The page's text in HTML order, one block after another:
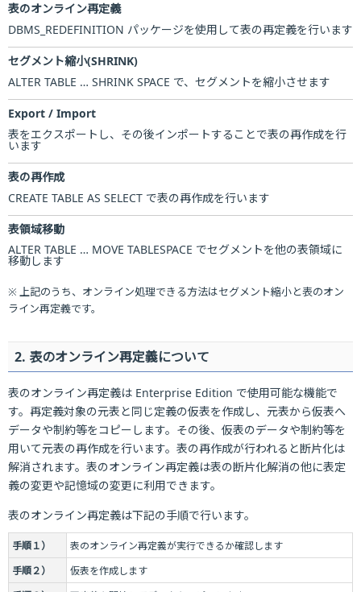
表のオンライン再定義
DBMS_REDEFINITION パッケージを使用して表の再定義を行います
セグメント縮小(SHRINK)
ALTER TABLE … SHRINK SPACE で、セグメントを縮小させます
Export / Import
表をエクスポートし、その後インポートすることで表の再作成を行
います
表の再作成
CREATE TABLE AS SELECT で表の再作成を行います
表領域移動
ALTER TABLE … MOVE TABLESPACE でセグメントを他の表領域に
移動します
※ 上記のうち、オンライン処理できる方法はセグメント縮小と表のオン
ライン再定義です。
2. 表のオンライン再定義について
表のオンライン再定義は Enterprise Edition で使用可能な機能で
す。再定義対象の元表と同じ定義の仮表を作成し、元表から仮表へ
データや制約等をコピーします。その後、仮表のデータや制約等を
用いて元表の再作成を行います。表の再作成が行われると断片化は
解消されます。表のオンライン再定義は表の断片化解消の他に表定
義の変更や記憶域の変更に利用できます。
表のオンライン再定義は下記の手順で行います。
手順１）
表のオンライン再定義が実行できるか確認します
手順２）
仮表を作成します